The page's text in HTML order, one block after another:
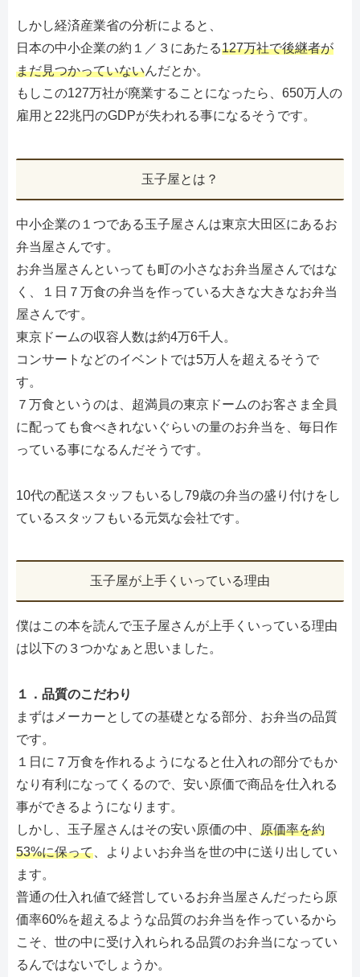
しかし経済産業省の分析によると、
日本の中小企業の約１／３にあたる127万社で後継者が
まだ見つかっていないんだとか。
もしこの127万社が廃業することになったら、650万人の
雇用と22兆円のGDPが失われる事になるそうです。
玉子屋とは？
中小企業の１つである玉子屋さんは東京大田区にあるお
弁当屋さんです。
お弁当屋さんといっても町の小さなお弁当屋さんではな
く、１日７万食の弁当を作っている大きな大きなお弁当
屋さんです。
東京ドームの収容人数は約4万6千人。
コンサートなどのイベントでは5万人を超えるそうで
す。
７万食というのは、超満員の東京ドームのお客さま全員
に配っても食べきれないぐらいの量のお弁当を、毎日作
っている事になるんだそうです。
10代の配送スタッフもいるし79歳の弁当の盛り付けをし
ているスタッフもいる元気な会社です。
玉子屋が上手くいっている理由
僕はこの本を読んで玉子屋さんが上手くいっている理由
は以下の３つかなぁと思いました。
１．品質のこだわり
まずはメーカーとしての基礎となる部分、お弁当の品質
です。
１日に７万食を作れるようになると仕入れの部分でもか
なり有利になってくるので、安い原価で商品を仕入れる
事ができるようになります。
しかし、玉子屋さんはその安い原価の中、 原価率を約
53%に保って 、よりよいお弁当を世の中に送り出してい
ます。
普通の仕入れ値で経営しているお弁当屋さんだったら原
価率60%を超えるような品質のお弁当を作っているから
こそ、世の中に受け入れられる品質のお弁当になってい
るんではないでしょうか。